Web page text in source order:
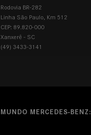
Rodovia BR-282
Linha São Paulo, Km 512
CEP: 89.820-000
Xanxerê - SC
(49) 3433-3141
MUNDO MERCEDES-BENZ: